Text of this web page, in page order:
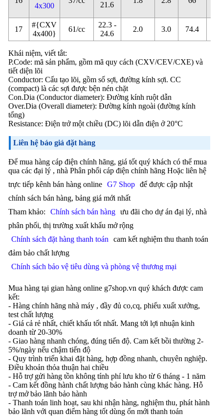
4x300
21.6
17
#{CXV
4x400}
61/cc
22.3 -
24.6
2.0 3.0 74.4
Khái niệm, viết tắt:
P.Code: mã sản phẩm, gồm mã quy cách (CXV/CEV/CXE) và
tiết diện lõi
Conductor: Cấu tạo lõi, gồm số sợi, đường kính sợi. CC
(compact) là các sợi được bện nén chặt
Con.Dia (Conductor diameter): Đường kính ruột dẫn
Over.Dia (Overall diameter): Đường kính ngoài (đường kính
tổng)
Resistance: Điện trở một chiều (DC) lõi dẫn điện ở 20°C
Liên hệ báo giá đặt hàng
Để mua hàng cáp điện chính hãng, giá tốt quý khách có thể mua
qua các đại lý , nhà Phân phối cáp điện chính hãng Hoặc liên hệ
trực tiếp kênh bán hàng online G7 Shop
để được cập nhật
chính sách bán hàng, bảng giá mới nhất
Tham khảo:
Chính sách bán hàng
ưu đãi cho dự án đại lý, nhà
phân phối, thị trường xuất khẩu mở rộng
Chính sách đặt hàng thanh toán
cam kết nghiệm thu thanh toán
đảm bảo chất lượng
Chính sách bảo vệ tiêu dùng và phòng vệ thương mại
Mua hàng tại gian hàng online g7shop.vn quý khách được cam
kết:
- Hàng chính hãng nhà máy , đầy đủ co,cq, phiếu xuất xưởng,
test chất lượng
- Giá cả rẻ nhất, chiết khấu tốt nhất. Mang tới lợi nhuận kinh
doanh từ 20-30%
- Giao hàng nhanh chóng, đúng tiến độ. Cam kết bồi thường 2-
5%/ngày nếu chậm tiến độ
- Quy trình triển khai đặt hàng, hợp đồng nhanh, chuyên nghiệp.
Điều khoản thỏa thuận hai chiều
- Hỗ trợ gửi hàng tồn không tính phí lưu kho từ 6 tháng - 1 năm
- Cam kết đồng hành chất lượng bảo hành cùng khác hàng. Hỗ
trợ mở bảo lãnh bảo hành
- Thanh toán linh hoạt, sau khi nhận hàng, nghiệm thu, phát hành
bảo lãnh với quan điểm hàng tốt dùng ổn mới thanh toán